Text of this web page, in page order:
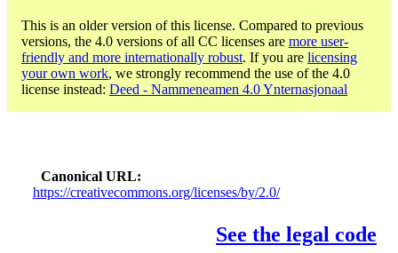
This is an older version of this license. Compared to previous
versions, the 4.0 versions of all CC licenses are more user-
friendly and more internationally robust. If you are licensing
your own work, we strongly recommend the use of the 4.0
license instead: Deed - Nammeneamen 4.0 Ynternasjonaal
Canonical URL
https://creativecommons.org/licenses/by/2.0/
See the legal code